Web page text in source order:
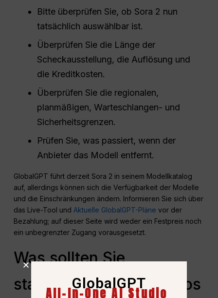
Bitte überprüfen Sie, ob Sora 2 nun
tatsächlich auswählbar ist.
Überprüfen Sie die Länge der
Scheckausstellung, die Auflösung und
die Kreditkosten.
Überprüfen Sie die regionalen,
planmäßigen, Warteschlangen- und
Sicherheitsgrenzen.
Prüfen Sie, was passiert, wenn der
Anbieter das Modell entfernt.
GlobalGPT führt derzeit Sora 2 in seinem Modellkatalog
auf, allerdings können sich die Verfügbarkeit der Modelle
und die Einschränkungen ändern. Informieren Sie sich über
das Live-Tool undAktuelle GlobalGPT-Pläne vor der
Bezahlung; auf dieser Seite wird weder ein Festpreis noch
ein unbegrenzter Zugang vorausgesetzt.
Was sollten Sie
stattdessen für KI-Videos
GlobalGPT
All-In-One AI Studio